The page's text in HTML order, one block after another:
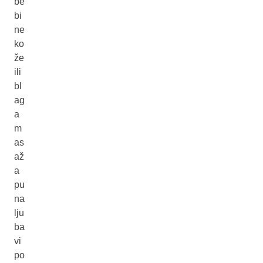
bi
ne
ko
že
ili
bl
ag
a
m
as
až
a
pu
na
lju
ba
vi
po